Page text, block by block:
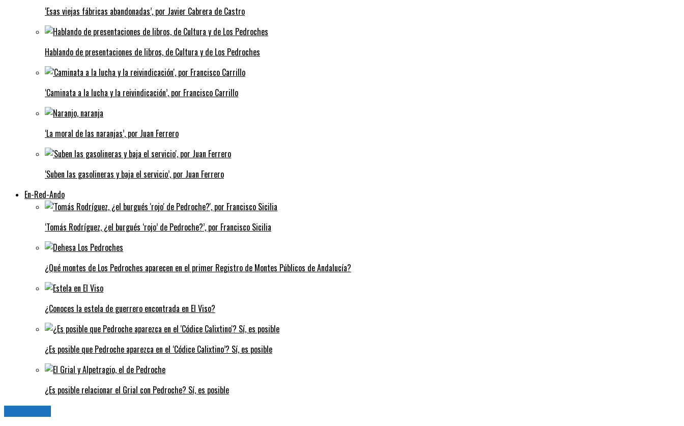
‘Esas viejas fábricas abandonadas’, por Javier Cabrera de Castro
Hablando de presentaciones de libros, de Cultura y de Los Pedroches
‘Caminata a la lucha y la reivindicación’, por Francisco Carrillo
‘La moral de las naranjas’, por Juan Ferrero
‘Suben las gasolineras y baja el servicio’, por Juan Ferrero
En-Red-Ando
‘Tomás Rodríguez, ¿el burgués ‘rojo’ de Pedroche?’, por Francisco Sicilia
¿Qué montes de Los Pedroches aparecen en el primer Registro de Montes Públicos de Andalucía?
¿Conoces la estela de guerrero encontrada en El Viso?
¿Es posible que Pedroche aparezca en el ‘Códice Calixtino’? Sí, es posible
¿Es posible relacionar el Grial con Pedroche? Sí, es posible